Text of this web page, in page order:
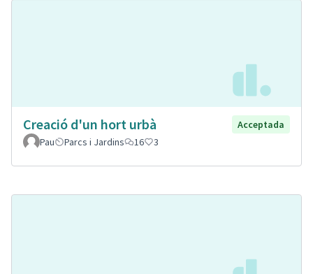
Creació d'un hort urbà
Acceptada
Pau
Parcs i Jardins 16 3